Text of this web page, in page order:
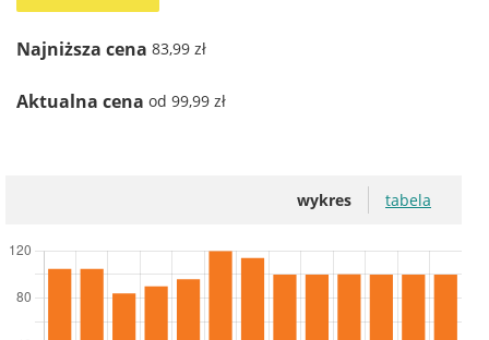
Najniższa cena 83,99 zł
Aktualna cena od 99,99 zł
wykres tabela